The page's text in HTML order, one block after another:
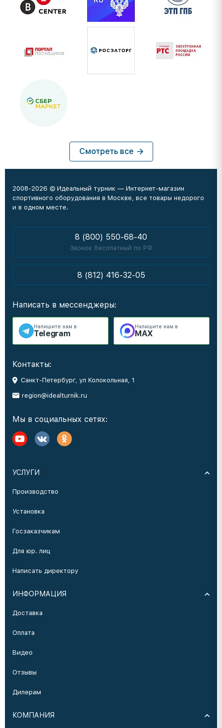
Смотреть все
2008-2026 © Идеальный турник — Интернет-магазин
спортивного оборудования в Москве, все товары недорого
и в одном месте.
8 (800) 550-68-40
Звонок бесплатный по РФ
8 (812) 416-32-05
Написать в мессенджеры:
Напишите нам в
Telegram
Напишите нам в
MAX
Контакты:
Санкт-Петербург, ул Колокольная, 1
region@idealturnik.ru
Мы в социальных сетях:
УСЛУГИ
Производство
Установка
Госзаказчикам
Для юр. лиц
Написать директору
ИНФОРМАЦИЯ
Доставка
Оплата
Видео
Отзывы
Дилерам
КОМПАНИЯ